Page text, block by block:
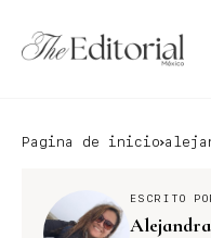
Pagina de inicio
ESCRITO